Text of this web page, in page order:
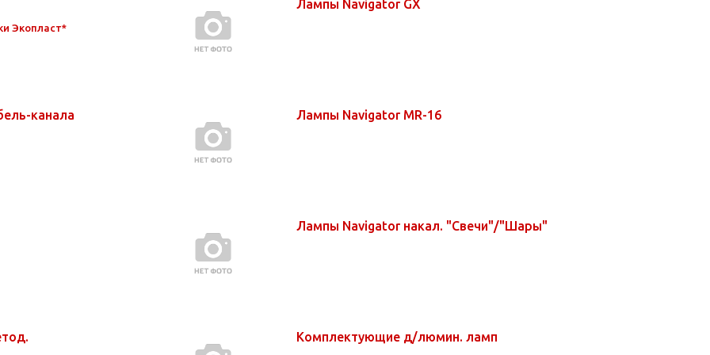
Экопласт*
Лампы Navigator GX
канала Лампы Navigator MR-16
Лампы Navigator накал. "Свечи"/"Шары"
Комплектующие д/люмин. ламп